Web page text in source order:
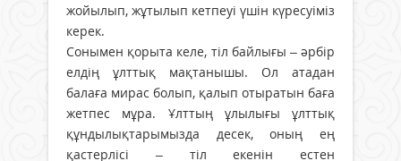
жойылып, жұтылып кетпеуі үшін күресуіміз
керек.
Сонымен қорыта келе, тіл байлығы – әрбір
елдің ұлттық мақтанышы. Ол атадан
балаға мирас болып, қалып отыратын баға
жетпес мұра. Ұлттың ұлылығы ұлттық
құндылықтарымызда десек, оның ең
қастерлісі – тіл екенін естен